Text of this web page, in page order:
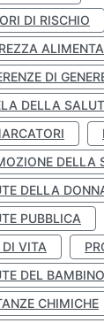
DI RISCHIO
DI
DELLA
DELLA
DELLA
PUBBLICA
VITA
DEL BAMBINO
CHIMICHE